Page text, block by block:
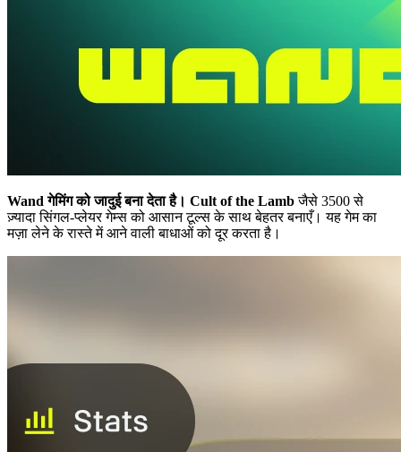
Wand गेमिंग को जादुई बना देता है। Cult of the Lambजैसे 3500 से
ज़्यादा सिंगल-प्लेयर गेम्स को आसान टूल्स के साथ बेहतर बनाएँ। यह गेम का
मज़ा लेने के रास्ते में आने वाली बाधाओं को दूर करता है।